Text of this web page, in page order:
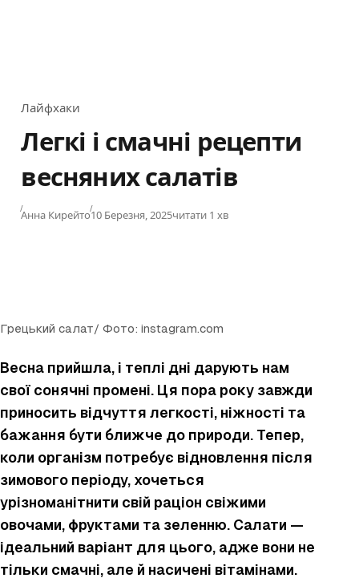
Category
Лайфхаки
Легкі і смачні рецепти
весняних салатів
Анна КирейтоPublished
10 Березня, 2025читати 1 хв
Грецький салат/ Фото: instagram.com
Весна прийшла, і теплі дні дарують нам
свої сонячні промені. Ця пора року завжди
приносить відчуття легкості, ніжності та
бажання бути ближче до природи. Тепер,
коли організм потребує відновлення після
зимового періоду, хочеться
урізноманітнити свій раціон свіжими
овочами, фруктами та зеленню. Салати —
ідеальний варіант для цього, адже вони не
тільки смачні, але й насичені вітамінами.